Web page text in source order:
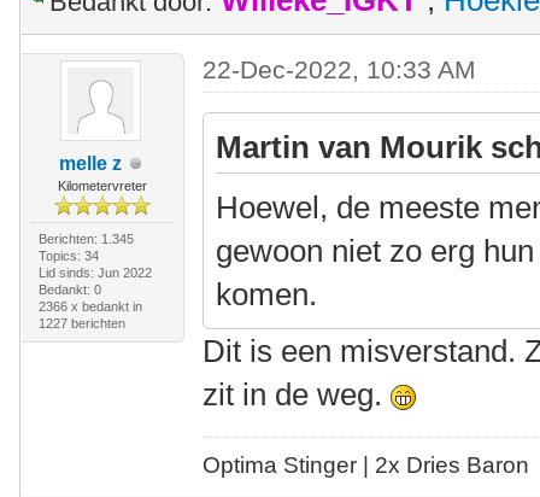
melle z
Kilometervreter
Berichten: 1.345
Topics: 34
Lid sinds: Jun 2022
Bedankt: 0
2366 x bedankt in
1227 berichten
22-Dec-2022, 10:33 AM
Martin van Mourik
Hoewel, de meeste
gewoon niet zo erg
komen.
Dit is een misverstand.
zit in de weg.
Optima Stinger | 2x Dries Baron